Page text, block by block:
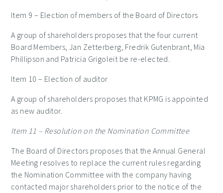
Item 9 – Election of members of the Board of Directors
A group of shareholders proposes that the four current
Board Members, Jan Zetterberg, Fredrik Gutenbrant, Mia
Phillipson and Patricia Grigoleit be re-elected.
Item 10– Election of auditor
A group of shareholders proposes that KPMG is appointed
as new auditor.
Item 11 – Resolution on the Nomination Committee
The Board of Directors proposes that the Annual General
Meeting resolves to replace the current rules regarding
the Nomination Committee with the company having
contacted major shareholders prior to the notice of the